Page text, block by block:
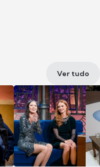
Ver tudo